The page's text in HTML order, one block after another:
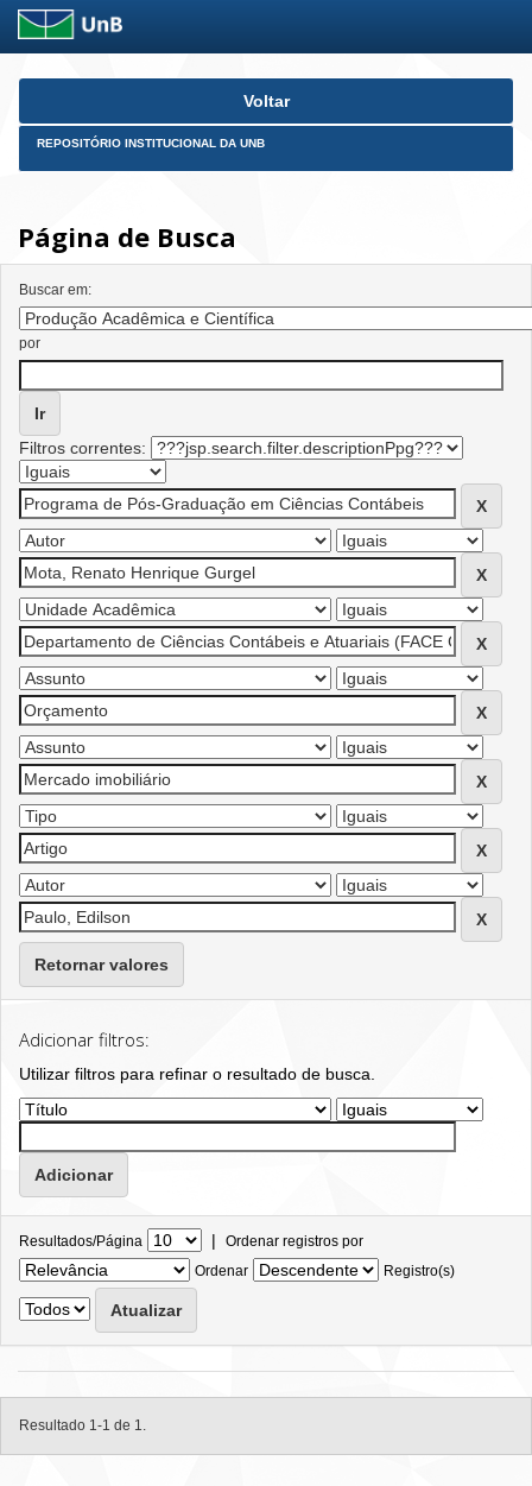
Skip
Voltar
REPOSITÓRIO INSTITUCIONAL DA UNB
Página de Busca
Buscar em:
por
Filtros correntes:
Retornar valores
Adicionar filtros:
Utilizar filtros para refinar o resultado de busca.
Resultados/Página | Ordenar registros por
Ordenar
Registro(s)
Resultado 1-1 de 1.